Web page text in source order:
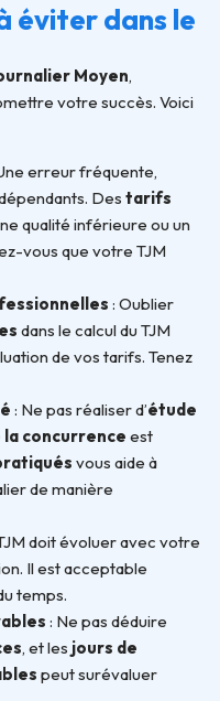
éviter dans le
Moyen,
votre succès. Voici
erreur fréquente,
Des tarifs
qualité inférieure ou un
vous que votre TJM
: Oublier
dans le calcul du TJM
de vos tarifs. Tenez
: Ne pas réaliser d’étude
la concurrence est
vous aide à
de manière
doit évoluer avec votre
Il est acceptable
temps.
: Ne pas déduire
, et les jours de
peut surévaluer